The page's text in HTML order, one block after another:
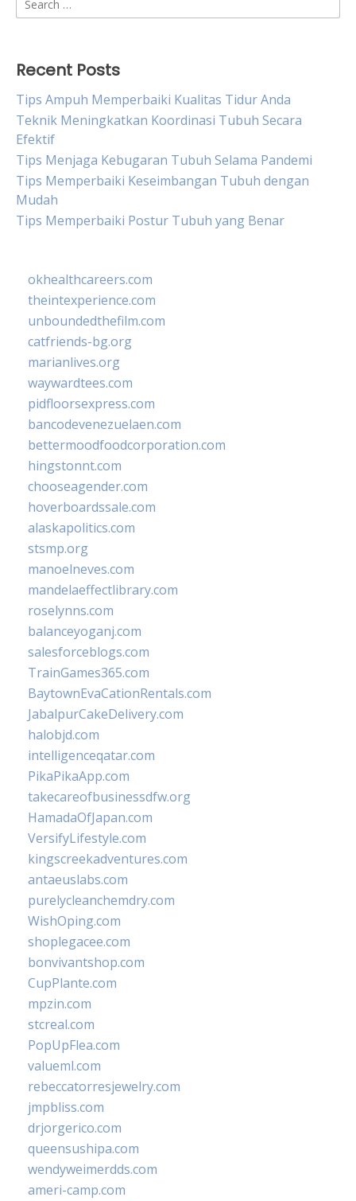
for:
Recent Posts
Tips Ampuh Memperbaiki Kualitas Tidur Anda
Teknik Meningkatkan Koordinasi Tubuh Secara
Efektif
Tips Menjaga Kebugaran Tubuh Selama Pandemi
Tips Memperbaiki Keseimbangan Tubuh dengan
Mudah
Tips Memperbaiki Postur Tubuh yang Benar
okhealthcareers.com
theintexperience.com
unboundedthefilm.com
catfriends-bg.org
marianlives.org
waywardtees.com
pidfloorsexpress.com
bancodevenezuelaen.com
bettermoodfoodcorporation.com
hingstonnt.com
chooseagender.com
hoverboardssale.com
alaskapolitics.com
stsmp.org
manoelneves.com
mandelaeffectlibrary.com
roselynns.com
balanceyoganj.com
salesforceblogs.com
TrainGames365.com
BaytownEvaCationRentals.com
JabalpurCakeDelivery.com
halobjd.com
intelligenceqatar.com
PikaPikaApp.com
takecareofbusinessdfw.org
HamadaOfJapan.com
VersifyLifestyle.com
kingscreekadventures.com
antaeuslabs.com
purelycleanchemdry.com
WishOping.com
shoplegacee.com
bonvivantshop.com
CupPlante.com
mpzin.com
stcreal.com
PopUpFlea.com
valueml.com
rebeccatorresjewelry.com
jmpbliss.com
drjorgerico.com
queensushipa.com
wendyweimerdds.com
ameri-camp.com